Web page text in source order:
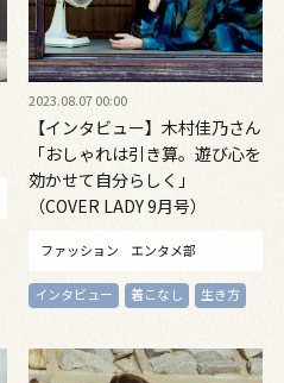
2023.08.07 00:00
【インタビュー】木村佳乃さん
「おしゃれは引き算。遊び心を
効かせて自分らしく」
（COVER LADY 9月号）
ファッション エンタメ部
インタビュー 着こなし 生き方